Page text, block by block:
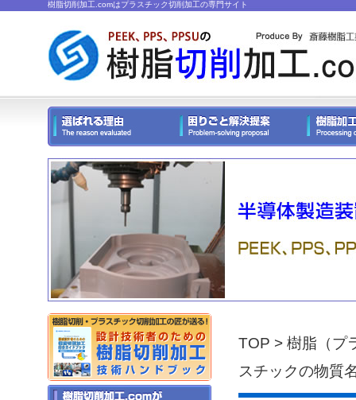
樹脂切削加工.comはプラスチック切削加工の専門サイト
TOP > 樹脂（プ
スチックの物質